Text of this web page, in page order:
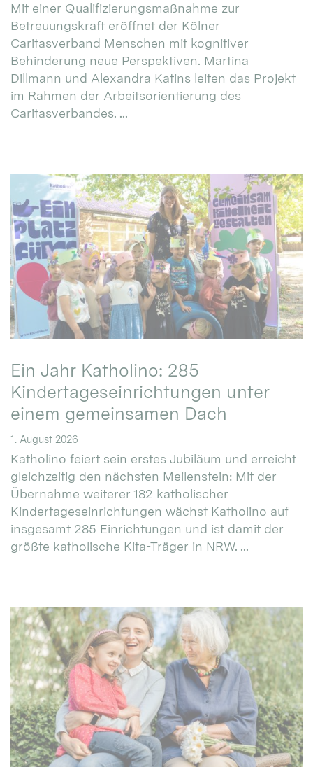
Mit einer Qualifizierungsmaßnahme zur
Betreuungskraft eröffnet der Kölner
Caritasverband Menschen mit kognitiver
Behinderung neue Perspektiven. Martina
Dillmann und Alexandra Katins leiten das Projekt
im Rahmen der Arbeitsorientierung des
Caritasverbandes. ...
Ein Jahr Katholino: 285
Kindertageseinrichtungen unter
einem gemeinsamen Dach
1. August 2026
Katholino feiert sein erstes Jubiläum und erreicht
gleichzeitig den nächsten Meilenstein: Mit der
Übernahme weiterer 182 katholischer
Kindertageseinrichtungen wächst Katholino auf
insgesamt 285 Einrichtungen und ist damit der
größte katholische Kita-Träger in NRW. ...